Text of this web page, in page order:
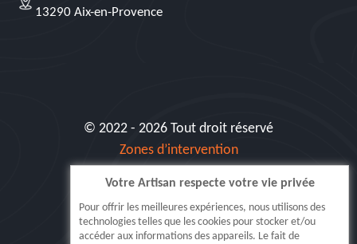
13290 Aix-en-Provence
© 2022 - 2026 Tout droit réservé
Zones d’intervention
Siret: 515 062 404 000 30
Votre Artisan respecte votre vie privée
Pour offrir les meilleures expériences, nous utilisons des
technologies telles que les cookies pour stocker et/ou
accéder aux informations des appareils. Le fait de